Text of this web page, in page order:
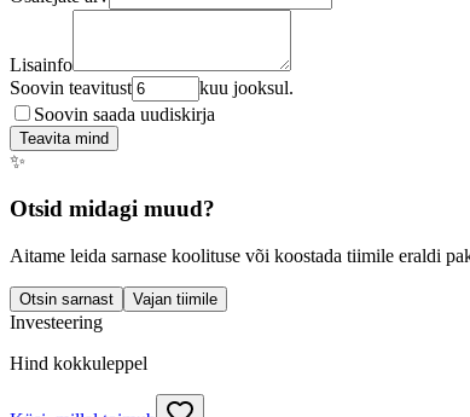
Lisainfo
Soovin teavitust
kuu jooksul.
Soovin saada uudiskirja
Teavita mind
✨
Otsid midagi muud?
Aitame leida sarnase koolituse või koostada tiimile eraldi
Otsin sarnast Vajan tiimile
Investeering
Hind kokkuleppel